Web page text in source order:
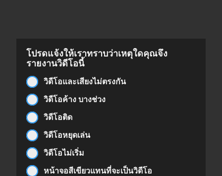
โปรดแจ้งให้เราทราบว่าเหตุใดคุณจึง
รายงานวิดีโอนี้
วิดีโอและเสียงไม่ตรงกัน
วิดีโอค้าง บางช่วง
วิดีโอติด
วิดีโอหยุดเล่น
วิดีโอไม่เริ่ม
หน้าจอสีเขียวแทนที่จะเป็นวิดีโอ